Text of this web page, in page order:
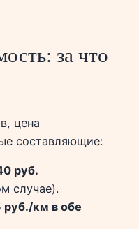
за что
цена
составляющие:
руб.
случае).
км в обе